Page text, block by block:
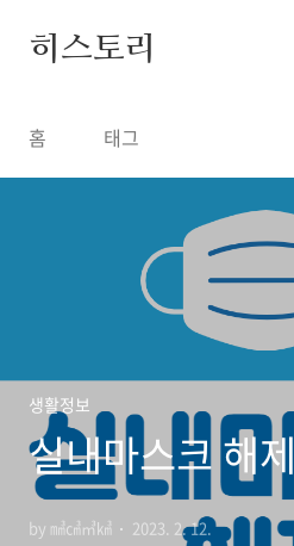
히스토리
홈 태그
생활정보
실내마스크 해제
by ㎣㎤㎥㎦ 2023. 2. 12.